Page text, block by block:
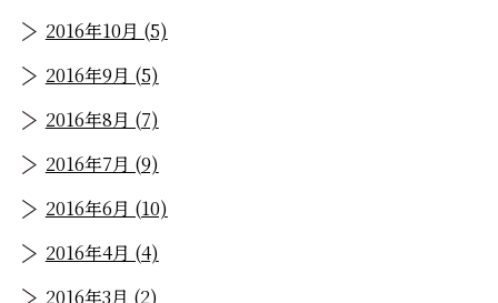
2016年10月 (5)
2016年9月 (5)
2016年8月 (7)
2016年7月 (9)
2016年6月 (10)
2016年4月 (4)
2016年3月 (2)